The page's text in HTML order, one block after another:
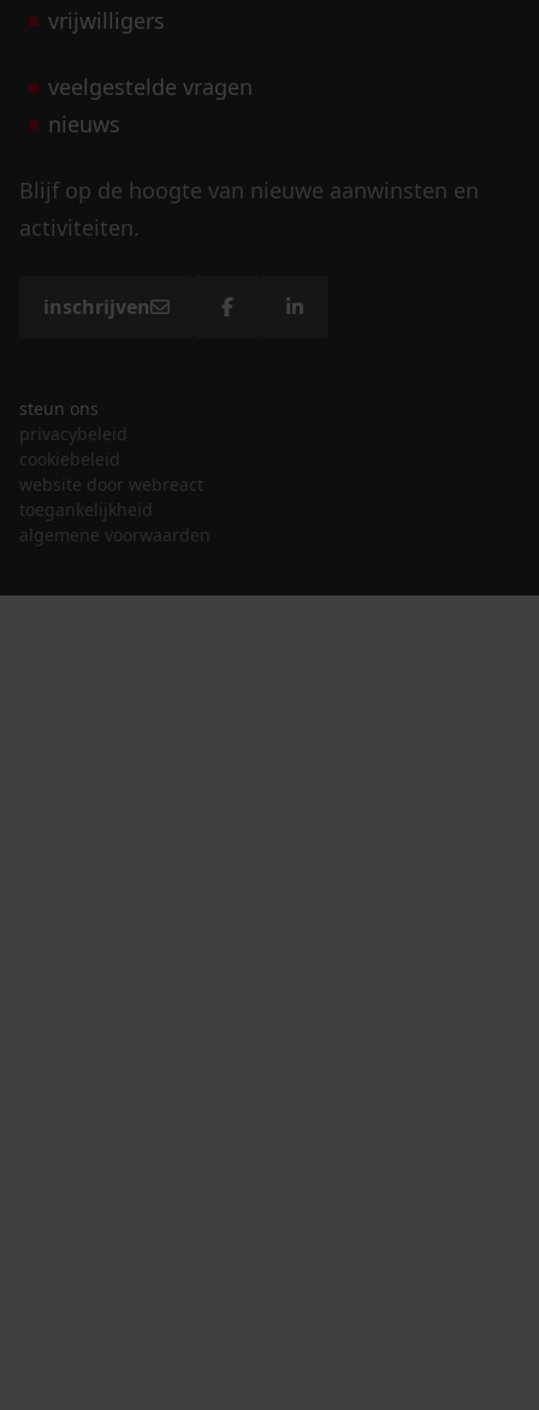
vrijwilligers
veelgestelde vragen
nieuws
Blijf op de hoogte van nieuwe aanwinsten en
activiteiten.
inschrijven
steun ons
privacybeleid
cookiebeleid
website door webreact
toegankelijkheid
algemene voorwaarden